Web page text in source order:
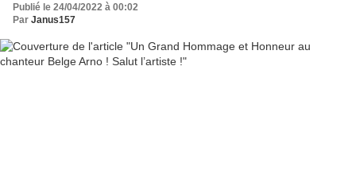
Publié le 24/04/2022 à 00:02
Par Janus157